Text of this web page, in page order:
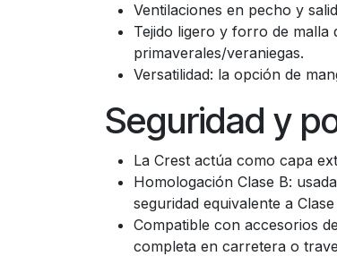
Ventilaciones en pecho y
Tejido ligero y forro de malla
primaverales/veraniegas.
Versatilidad: la opción de
Seguridad y
La Crest actúa como capa
Homologación Clase B:
seguridad equivalente a
Compatible con accesorios
completa en carretera o